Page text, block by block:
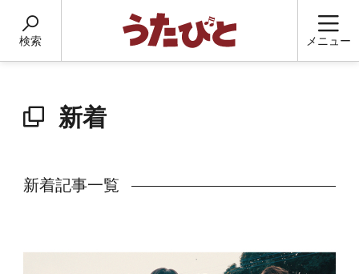
検索 メニュー
新着
新着記事一覧